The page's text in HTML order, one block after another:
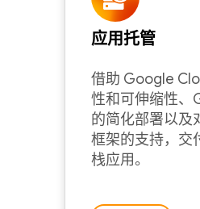
应用托管
借助 Google
性和可伸缩性、
的简化部署以及
框架的支持，交
栈应用。